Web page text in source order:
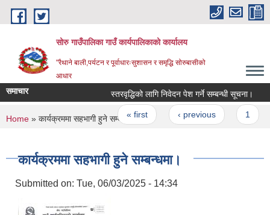
Skip to main content
सोरु गाउँपालिका गाउँ कार्यपालिकाको कार्यालय
"रैथाने बाली,पर्यटन र पूर्वाधारःसुशासन र समृद्धि सोरुबासीको
आधार
समाचार स्तरवृद्धिको लागि निवेदन पेश गर्ने सम्बन्धी सूचना।
Pages
« first ‹ previous
You are here
Home » कार्यक्रममा सहभागी हुने सम्बन्धमा।
कार्यक्रममा सहभागी हुने सम्बन्धमा।
Submitted on: Tue, 06/03/2025 - 14:34